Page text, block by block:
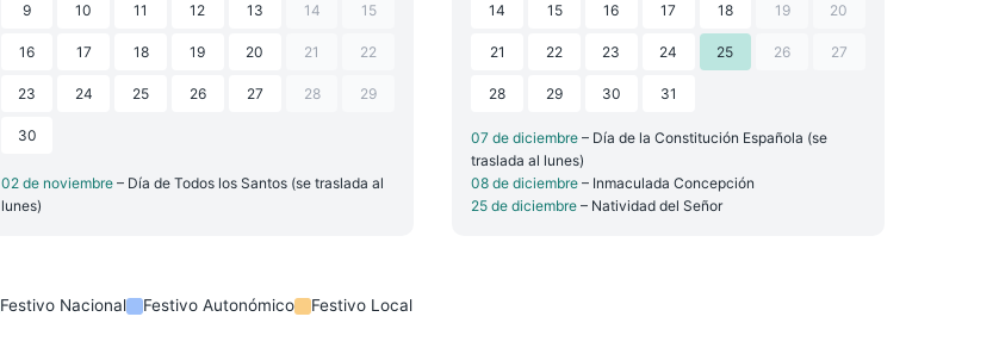
9 10 11 12 13 14 15
16 17 18 19 20 21 22
23 24 25 26 27 28 29
30
02 de noviembre – Día de Todos los Santos (se traslada al
lunes)
14 15 16 17 18 19 20
21 22 23 24 25 26 27
28 29 30 31
07 de diciembre– Día de la Constitución Española (se
traslada al lunes)
08 de diciembre– Inmaculada Concepción
25 de diciembre– Natividad del Señor
Festivo Nacional Festivo Autonómico Festivo Local